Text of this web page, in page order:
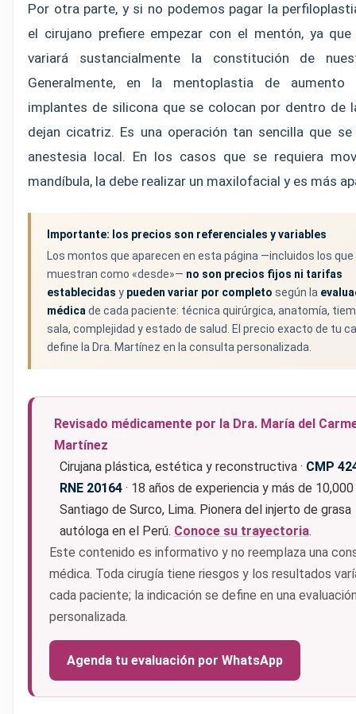
Por otra parte, y si no podemos pagar la
el cirujano prefiere empezar con el mentón, ya
variará sustancialmente la constitución de
Generalmente, en la mentoplastia de aumento
implantes de silicona que se colocan por dentro de
dejan cicatriz. Es una operación tan sencilla que
anestesia local. En los casos que se requiera
mandíbula, la debe realizar un maxilofacial y es más
Importante: los precios son referenciales y variables
Los montos que aparecen en esta página —incluidos los que
muestran como «desde»— no son precios fijos ni tarifas
establecidas y pueden variar por completo según la
médica de cada paciente: técnica quirúrgica, anatomía,
sala, complejidad y estado de salud. El precio exacto de tu
define la Dra. Martínez en la consulta personalizada.
Revisado médicamente por la Dra. María del
Martínez
Cirujana plástica, estética y reconstructiva · CMP
RNE 20164· 18 años de experiencia y más de 10,000
Santiago de Surco, Lima. Pionera del injerto de grasa
autóloga en el Perú. Conoce su trayectoria.
Este contenido es informativo y no reemplaza una
médica. Toda cirugía tiene riesgos y los resultados
cada paciente; la indicación se define en una
personalizada.
Agenda tu evaluación por WhatsApp